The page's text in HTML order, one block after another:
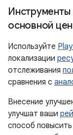
Инструменты
основной
Используйте
локализации
отслеживания
сравнения с
Внесение
улучшат ваши
способ